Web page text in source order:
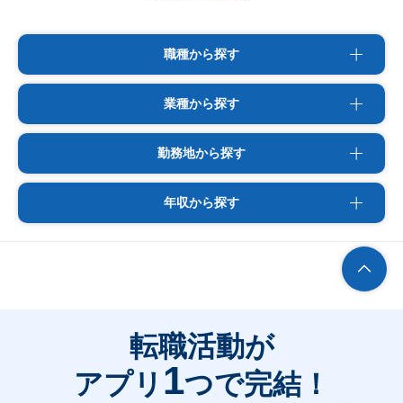
職種から探す
業種から探す
勤務地から探す
年収から探す
転職活動が
アプリ 1つで完結！